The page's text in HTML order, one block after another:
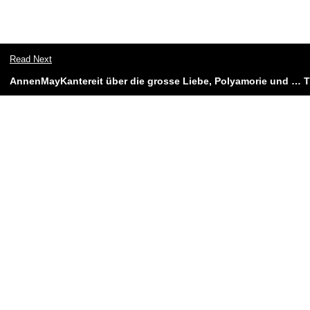
Read Next
AnnenMayKantereit über die grosse Liebe, Polyamorie und …